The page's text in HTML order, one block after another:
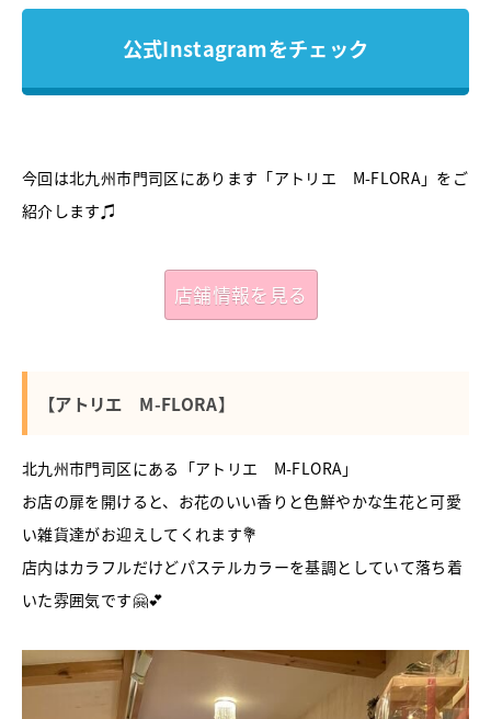
公式Instagramをチェック
今回は北九州市門司区にあります「アトリエ M-FLORA」をご
紹介します♫
店舗情報を見る
【アトリエ M-FLORA】
北九州市門司区にある「アトリエ M-FLORA」
お店の扉を開けると、お花のいい香りと色鮮やかな生花と可愛
い雑貨達がお迎えしてくれます💐
店内はカラフルだけどパステルカラーを基調としていて落ち着
いた雰囲気です🤗💕